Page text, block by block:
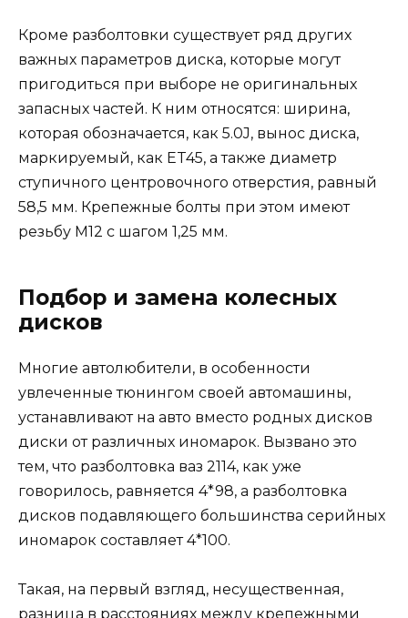
Кроме разболтовки существует ряд других
важных параметров диска, которые могут
пригодиться при выборе не оригинальных
запасных частей. К ним относятся: ширина,
которая обозначается, как 5.0J, вынос диска,
маркируемый, как ET45, а также диаметр
ступичного центровочного отверстия, равный
58,5 мм. Крепежные болты при этом имеют
резьбу М12 с шагом 1,25 мм.
Подбор и замена колесных
дисков
Многие автолюбители, в особенности
увлеченные тюнингом своей автомашины,
устанавливают на авто вместо родных дисков
диски от различных иномарок. Вызвано это
тем, что разболтовка ваз 2114, как уже
говорилось, равняется 4*98, а разболтовка
дисков подавляющего большинства серийных
иномарок составляет 4*100.
Такая, на первый взгляд, несущественная,
разница в расстояниях между крепежными